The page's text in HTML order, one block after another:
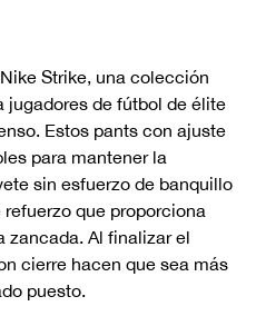
Strike, una colección
jugadores de fútbol de élite
Estos pants con ajuste
para mantener la
sin esfuerzo de banquillo
que proporciona
zancada. Al finalizar el
cierre hacen que sea más
puesto.